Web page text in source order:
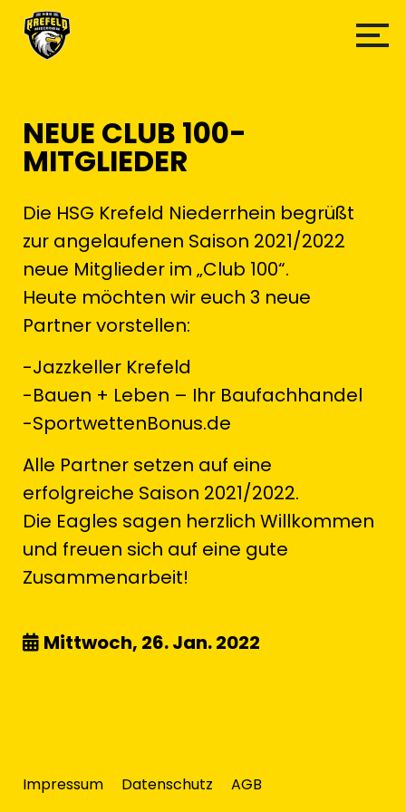
NEUE CLUB 100-
MITGLIEDER
Die HSG Krefeld Niederrhein begrüßt
zur angelaufenen Saison 2021/2022
neue Mitglieder im „Club 100“.
Heute möchten wir euch 3 neue
Partner vorstellen:
-Jazzkeller Krefeld
-Bauen + Leben – Ihr Baufachhandel
-SportwettenBonus.de
Alle Partner setzen auf eine
erfolgreiche Saison 2021/2022.
Die Eagles sagen herzlich Willkommen
und freuen sich auf eine gute
Zusammenarbeit!
Mittwoch, 26. Jan. 2022
Impressum Datenschutz AGB